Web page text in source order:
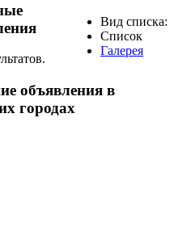
Вид списка:
Список
Галерея
объявления в
городах